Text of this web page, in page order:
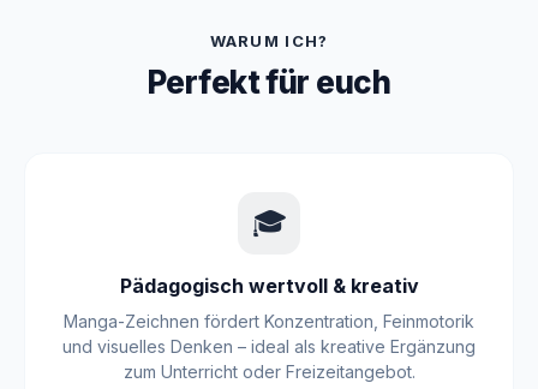
WARUM ICH?
Perfekt für euch
🎓
Pädagogisch wertvoll & kreativ
Manga-Zeichnen fördert Konzentration, Feinmotorik
und visuelles Denken – ideal als kreative Ergänzung
zum Unterricht oder Freizeitangebot.